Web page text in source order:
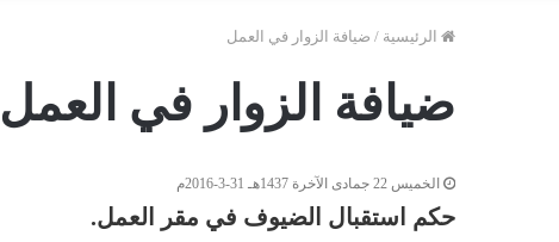
الرئيسية / ضيافة الزوار في العمل
ضيافة الزوار في العمل
الخميس 22 جمادى الآخرة 1437هـ 31-3-2016م
حكم استقبال الضيوف في مقر العمل.